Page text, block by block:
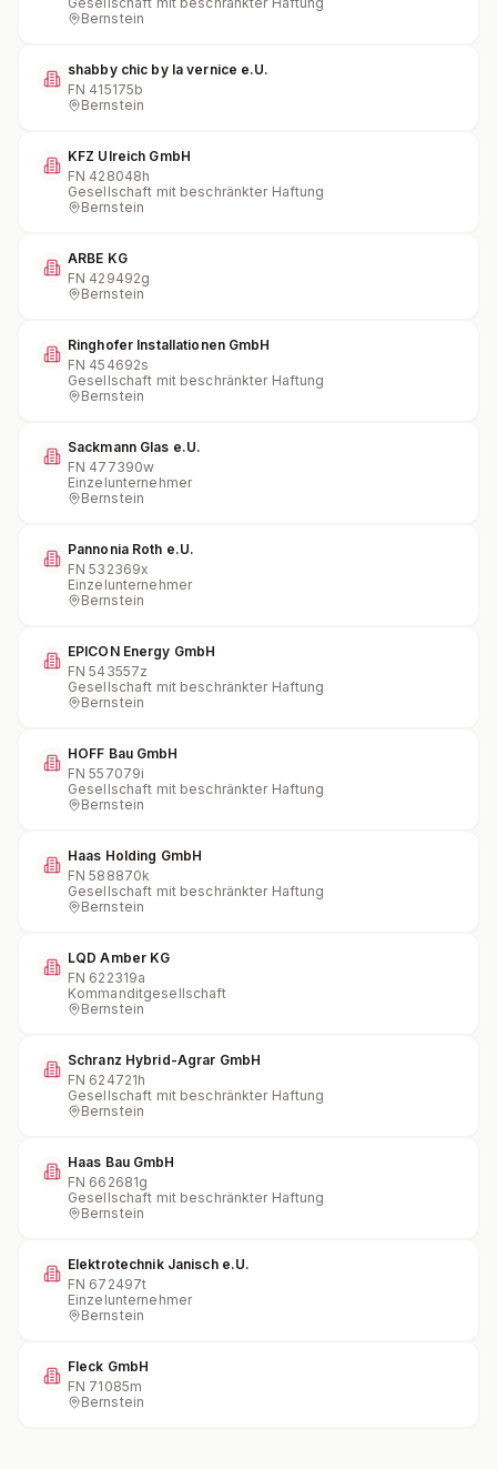
Bernstein
shabby chic by la vernice e.U.
FN 415175b
Bernstein
KFZ Ulreich GmbH
FN 428048h
Gesellschaft mit beschränkter Haftung
Bernstein
ARBE KG
FN 429492g
Bernstein
Ringhofer Installationen GmbH
FN 454692s
Gesellschaft mit beschränkter Haftung
Bernstein
Sackmann Glas e.U.
FN 477390w
Einzelunternehmer
Bernstein
Pannonia Roth e.U.
FN532369x
Einzelunternehmer
Bernstein
EPICON Energy GmbH
FN543557z
Gesellschaft mit beschränkter Haftung
Bernstein
HOFF Bau GmbH
FN557079i
Gesellschaft mit beschränkter Haftung
Bernstein
Haas Holding GmbH
FN588870k
Gesellschaft mit beschränkter Haftung
Bernstein
LQD Amber KG
FN 622319a
Kommanditgesellschaft
Bernstein
Schranz Hybrid-Agrar GmbH
FN 624721h
Gesellschaft mit beschränkter Haftung
Bernstein
Haas Bau GmbH
FN 662681g
Gesellschaft mit beschränkter Haftung
Bernstein
Elektrotechnik Janisch e.U.
FN 672497t
Einzelunternehmer
Bernstein
Fleck GmbH
FN 71085m
Bernstein